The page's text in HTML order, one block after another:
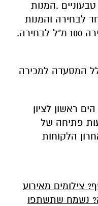
.המנות
לבחירה והמנות
הראשונות יוצאות עם שפיץ בירה 100 מ"ל לבחירה.
המסעדה למכירה
הטיילת 17 חוף הים ראשון לציון
9414151 שלוחה 2 שעות פתיחה של
צילומים מאירוע
נשמח שתשתפו